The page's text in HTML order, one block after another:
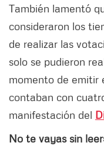
También lamentó
consideraron los
de realizar las
solo se pudieron
momento de emitir
contaban con
manifestación del
No te vayas sin